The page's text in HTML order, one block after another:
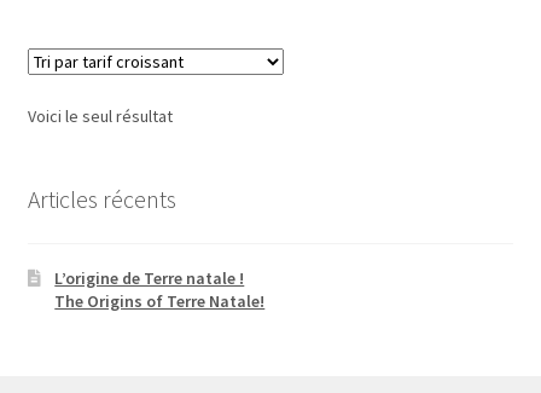
Voici le seul résultat
Articles récents
L’origine de Terre natale !
The Origins of Terre Natale!